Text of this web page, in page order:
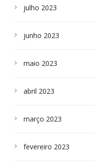
julho 2023
junho 2023
maio 2023
abril 2023
março 2023
fevereiro 2023